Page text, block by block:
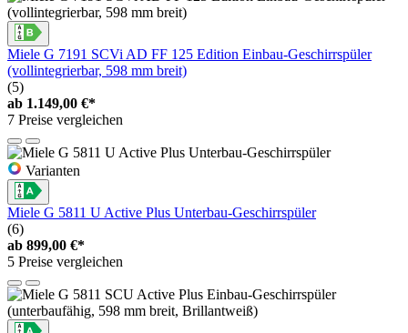
Miele G 7191 SCVi AD FF 125 Edition Einbau-Geschirrspüler
(vollintegrierbar, 598 mm breit)
(5)
ab 1.149,00 €*
7 Preise vergleichen
Varianten
Miele G 5811 U Active Plus Unterbau-Geschirrspüler
(6)
ab 899,00 €*
5 Preise vergleichen